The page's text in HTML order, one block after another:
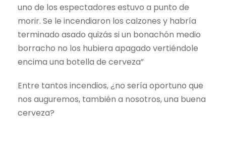
uno de los espectadores estuvo a punto de
morir. Se le incendiaron los calzones y habría
terminado asado quizás si un bonachón medio
borracho no los hubiera apagado vertiéndole
encima una botella de cerveza”
Entre tantos incendios, ¿no sería oportuno que
nos auguremos, también a nosotros, una buena
cerveza?